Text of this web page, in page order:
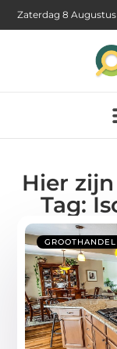
Zaterdag 8
Hier
Tag:
GROOTHANDEL